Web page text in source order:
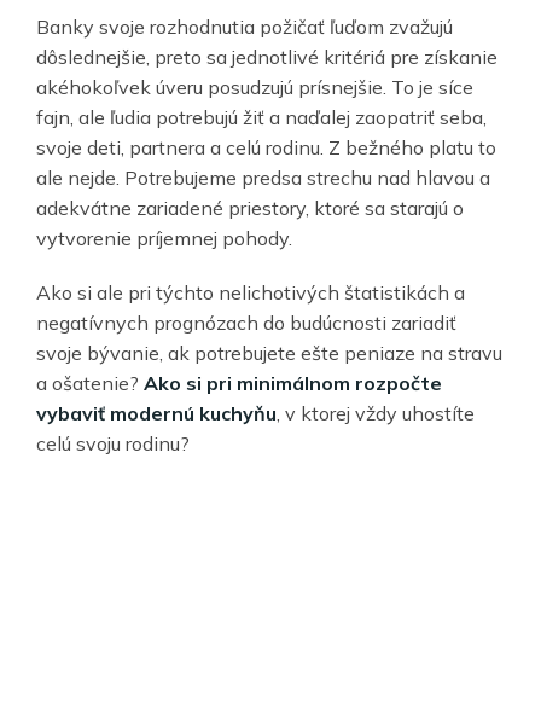
Banky svoje rozhodnutia požičať ľuďom zvažujú
dôslednejšie, preto sa jednotlivé kritériá pre získanie
akéhokoľvek úveru posudzujú prísnejšie. To je síce
fajn, ale ľudia potrebujú žiť a naďalej zaopatriť seba,
svoje deti, partnera a celú rodinu. Z bežného platu to
ale nejde. Potrebujeme predsa strechu nad hlavou a
adekvátne zariadené priestory, ktoré sa starajú o
vytvorenie príjemnej pohody.
Ako si ale pri týchto nelichotivých štatistikách a
negatívnych prognózach do budúcnosti zariadiť
svoje bývanie, ak potrebujete ešte peniaze na stravu
a ošatenie? Ako si pri minimálnom rozpočte
vybaviť modernú kuchyňu , v ktorej vždy uhostíte
celú svoju rodinu?